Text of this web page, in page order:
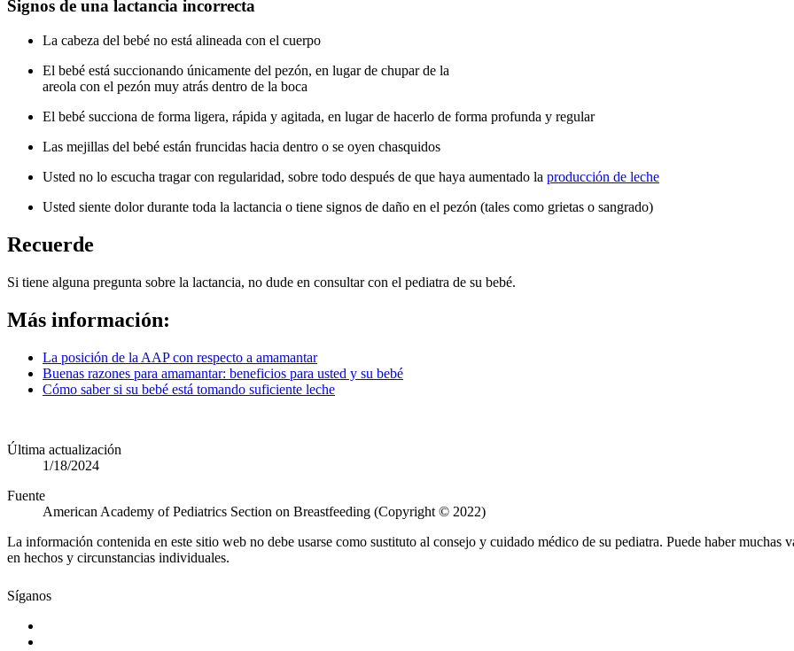
Signos de una lactancia incorrecta
La cabeza del bebé no está alineada con el cuerpo
El bebé está succionando únicamente del pezón, en lugar de chupar de la
areola con el pezón muy atrás dentro de la boca
El bebé succiona de forma ligera, rápida y agitada, en lugar de hacerlo de forma profunda y regular
Las mejillas del bebé están fruncidas hacia dentro o se oyen chasquidos
Usted no lo escucha tragar con regularidad, sobre todo después de que haya aumentado la producción de leche
Usted siente dolor durante toda la lactancia o tiene signos de daño en el pezón (tales como grietas o sangrado)
Recuerde
Si tiene alguna pregunta sobre la lactancia, no dude en consultar con el pediatra de su bebé.
Más información:
La posición de la AAP con respecto a amamantar
Buenas razones para amamantar: beneficios para usted y su bebé
Cómo saber si su bebé está tomando suficiente leche
Última actualización
1/18/2024
Fuente
American Academy of Pediatrics Section on Breastfeeding (Copyright © 2022)
La información contenida en este sitio web no debe usarse como sustituto al consejo y cuidado médico de su pediatra. Puede haber muchas
en hechos y circunstancias individuales.
Síganos